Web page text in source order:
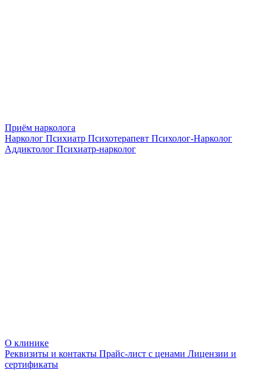
Приём нарколога
Нарколог Психиатр Психотерапевт Психолог-Нарколог
Аддиктолог Психиатр-нарколог
О клинике
Реквизиты и контакты Прайс-лист с ценами Лицензии и
сертификаты